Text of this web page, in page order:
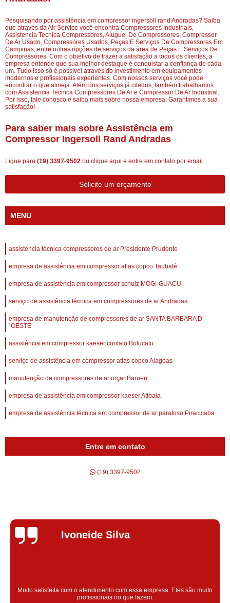
Pesquisando por assistência em compressor ingersoll rand Andradas? Saiba
que através da Air Service você encontra Compressores Industriais,
Assistencia Tecnica Compressores, Aluguel De Compressores, Compressor
De Ar Usado, Compressores Usados, Peças E Serviços De Compressores Em
Campinas, entre outras opções de serviços da área de Peças E Serviços De
Compressores. Com o objetivo de trazer a satisfação a todos os clientes, a
empresa entende que sua melhor destaque é conquistar a confiança de cada
um. Tudo isso só é possível através do investimento em equipamentos
modernos e profissionais experientes. Com nossos serviços você pode
encontrar o que almeja. Além dos serviços já citados, também trabalhamos
com Assistencia Tecnica Compressores De Ar e Compressor De Ar Industrial.
Por isso, fale conosco e saiba mais sobre nossa empresa. Garantimos a sua
satisfação!
Para saber mais sobre Assistência em
Compressor Ingersoll Rand Andradas
Ligue para (19) 3397-9502 ou clique aqui e entre em contato por email.
Solicite um orçamento
MENU
assistência técnica compressores de ar Presidente Prudente
empresa de assistência em compressor atlas copco Taubaté
empresa de assistência em compressor schulz MOGI-GUACU
serviço de assistência técnica em compressores de ar Andradas
empresa de manutenção de compressores de ar SANTA BARBARA D
´OESTE
assistência em compressor kaeser contato Botucatu
serviço de assistência em compressor atlas copco Alagoas
manutenção de compressores de ar orçar Barueri
empresa de assistência em compressor kaeser Atibaia
empresa de assistência técnica em compressor de ar parafuso Piracicaba
Entre em contato
(19) 3397-9502
Silvana Alves
Super satisfeita com o serviço prestado, atendimento muito bom!
colaoradores educado e transparente, destaque para o colaborador
Claudinei excelente profissional!